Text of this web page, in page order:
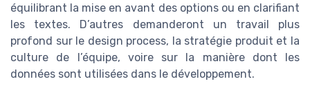
équilibrant la mise en avant des options ou en clarifiant
les textes. D’autres demanderont un travail plus
profond sur le design process, la stratégie produit et la
culture de l’équipe, voire sur la manière dont les
données sont utilisées dans le développement.